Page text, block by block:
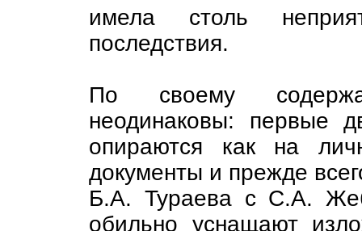
имела столь
последствия.
По своему
неодинаковы: первые
опираются как на
документы и прежде
Б.А. Тураева с С.А.
обильно уснащают